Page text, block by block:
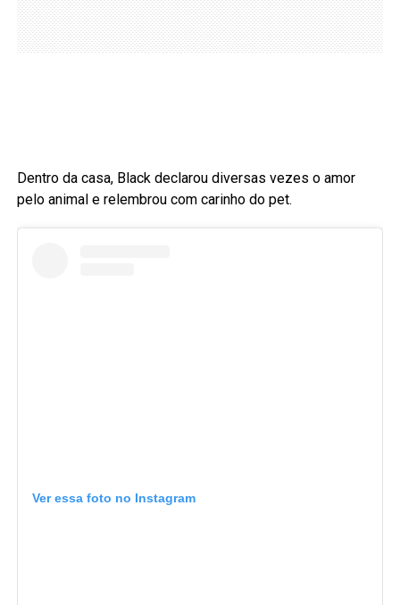
Dentro da casa, Black declarou diversas vezes o amor
pelo animal e relembrou com carinho do pet.
Ver essa foto no Instagram